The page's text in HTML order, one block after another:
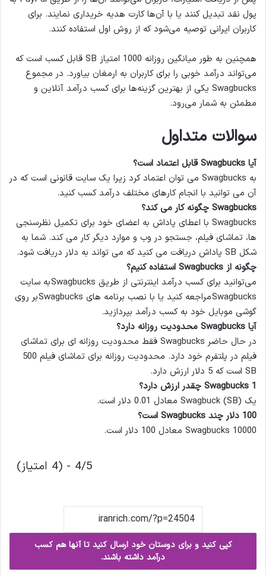
پول نقد تبدیل کنند یا با آن‌ها کارت هدیه خریداری نمایند. برای
کاربران ایرانی توصیه می‌شود که از روش اول استفاده کنند.
همچنین به طور میانگین روزانه 1000 امتیاز SB قابل کسب است که
می‌تواند درآمد خوبی را برای کاربران به ارمغان بیاورد. در مجموع
Swagbucks یکی از بهترین گزینه‌ها برای کسب درآمد آنلاین و
مطمئن به شمار می‌رود.
سوالات متداول
آیا Swagbucks قابل اعتماد است؟
به Swagbucks می توان اعتماد کرد زیرا یک سایت قانونی است که در
آن می توانید با انجام کارهای مختلف درآمد کسب کنید.
Swagbucks چگونه کار می کند؟
Swagbucks با اعطای پاداش به اعضای خود برای تکمیل نظرسنجی
ها، تماشای فیلم، جستجو در وب و موارد دیگر کار می کند. شما به
شکل SB پاداش دریافت می کنید که می تواند به دلار دریافت شود.
چگونه از Swagbucks استفاده کنیم؟
می‌توانید برای کسب درآمد اینترنتی از طریق Swagbucks به سایت
Swagbucks مراجعه کنید یا با نصب برنامه های Swagbucks بر روی
گوشی موبایل خود به کسب درآمد بپردازید.
آیا Swagbucks محدودیت روزانه دارد؟
در حال حاضر Swagbucks فقط محدودیت روزانه ای برای تماشای
فیلم در پلتفرم خود دارد. محدودیت روزانه برای تماشای فیلم 500
SB است که 5 دلار ارزش دارد.
Swagbucks 1 چقدر ارزش دارد؟
یک Swagbuck (SB) معادل 0.01 دلار است.
100 دلار چند Swagbucks است؟
Swagbucks 10000 معادل 100 دلار است.
4/5 - (4 امتیاز)
کپی کنید و برای دوستان خود ارسال کنید تا آنها هم کسب
درآمد داشته باشند.